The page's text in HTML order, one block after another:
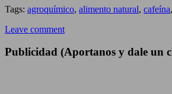
Tags: agroquímico, alimento natural, cafeína,
Leave comment
Publicidad (Aportanos y dale un